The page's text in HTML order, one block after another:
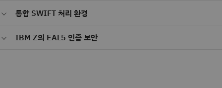
다. 결제 라이프사이클 전반에서 예외 처리와 거래 관리를 더욱 효과적으
통합 SWIFT 처리 환경
영을 간소화하고 인프라 복잡성을 줄이며 사업부 전반의 규정 준수 및 유
IBM Z의 EAL5 인증 보안